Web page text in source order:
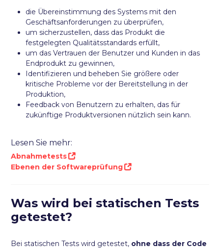
die Übereinstimmung des Systems mit den
Geschäftsanforderungen zu überprüfen,
um sicherzustellen, dass das Produkt die
festgelegten Qualitätsstandards erfüllt,
um das Vertrauen der Benutzer und Kunden in das
Endprodukt zu gewinnen,
Identifizieren und beheben Sie größere oder
kritische Probleme vor der Bereitstellung in der
Produktion,
Feedback von Benutzern zu erhalten, das für
zukünftige Produktversionen nützlich sein kann.
Lesen Sie mehr:
Abnahmetests
Ebenen der Softwareprüfung
Was wird bei statischen Tests
getestet?
Bei statischen Tests wird getestet, ohne dass der Code